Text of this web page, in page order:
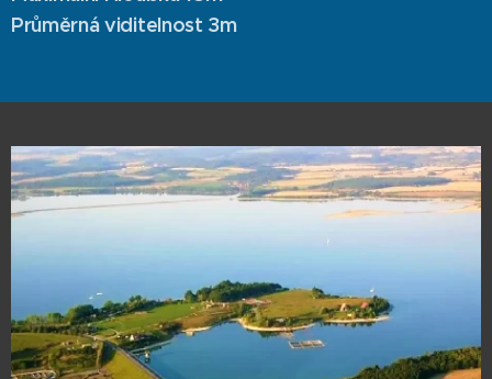
Průměrná viditelnost 3m